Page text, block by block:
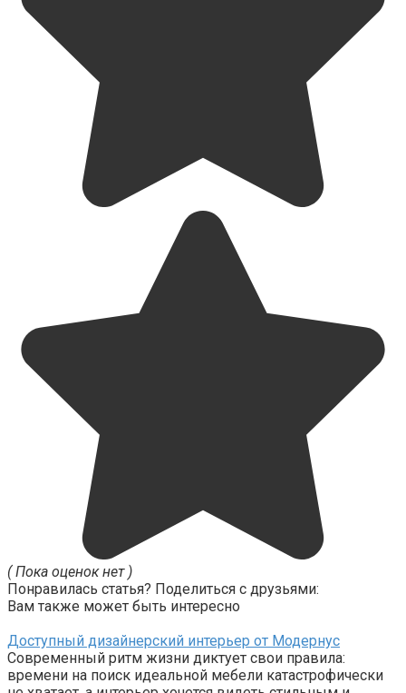
( Пока оценок нет )
Понравилась статья? Поделиться с друзьями:
Вам также может быть интересно
Доступный дизайнерский интерьер от Модернус
Современный ритм жизни диктует свои правила:
времени на поиск идеальной мебели катастрофически